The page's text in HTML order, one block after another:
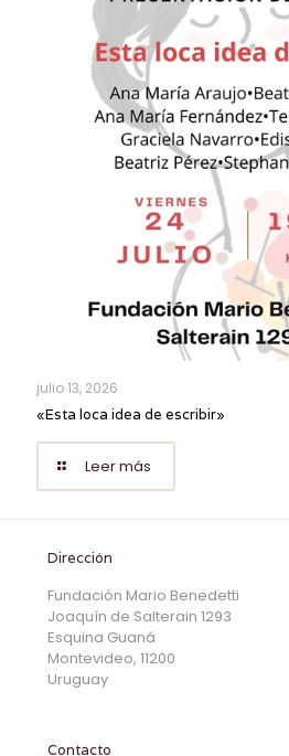
julio 13, 2026
«Esta loca idea de escribir»
Leer más
Dirección
Fundación Mario Benedetti
Joaquín de Salterain 1293
Esquina Guaná
Montevideo, 11200
Uruguay
Contacto